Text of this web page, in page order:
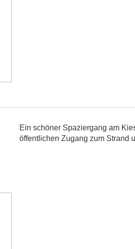
Ein schöner Spaziergang am
öffentlichen Zugang zum Strand